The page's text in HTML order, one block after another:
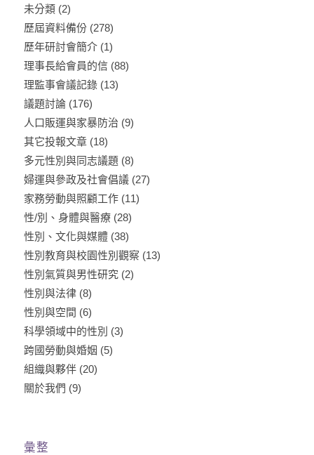
未分類(2)
歷屆資料備份(278)
歷年研討會簡介(1)
理事長給會員的信(88)
理監事會議記錄(13)
議題討論(176)
人口販運與家暴防治 (9)
其它投報文章(18)
多元性別與同志議題(8)
婦運與參政及社會倡議(27)
家務勞動與照顧工作(11)
性/別、身體與醫療(28)
性別、文化與媒體(38)
性別教育與校園性別觀察 (13)
性別氣質與男性研究(2)
性別與法律(8)
性別與空間 (6)
科學領域中的性別 (3)
跨國勞動與婚姻 (5)
組織與夥伴(20)
關於我們 (9)
彙整